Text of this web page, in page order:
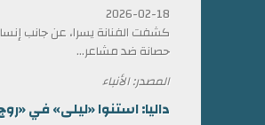
2026-02-18
كشفت الفنانة يسرا، عن جانب
حصانة ضد مشاعر...
المصدر: الأنباء
داليا: استنوا «ليلى» في